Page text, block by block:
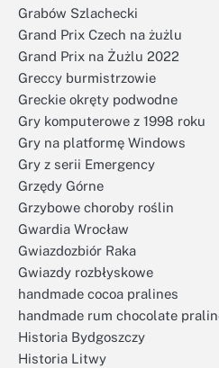
Grabów Szlachecki
Grand Prix Czech na żużlu
Grand Prix na Żużlu 2022
Greccy burmistrzowie
Greckie okręty podwodne
Gry komputerowe z 1998 roku
Gry na platformę Windows
Gry z serii Emergency
Grzędy Górne
Grzybowe choroby roślin
Gwardia Wrocław
Gwiazdozbiór Raka
Gwiazdy rozbłyskowe
handmade cocoa pralines
handmade rum chocolate
Historia Bydgoszczy
Historia Litwy